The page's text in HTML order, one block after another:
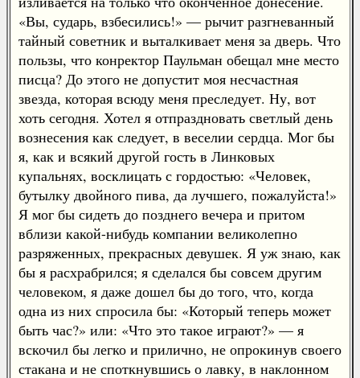
«Вы, сударь, взбесились!» — рычит разгневанный
тайный советник и выталкивает меня за дверь. Что
пользы, что конректор Паульман обещал мне место
писца? До этого не допустит моя несчастная
звезда, которая всюду меня преследует. Ну, вот
хоть сегодня. Хотел я отпраздновать светлый день
вознесения как следует, в веселии сердца. Мог бы
я, как и всякий другой гость в Линковых
купальнях, восклицать с гордостью: «Человек,
бутылку двойного пива, да лучшего, пожалуйста!»
Я мог бы сидеть до позднего вечера и притом
вблизи какой-нибудь компании великолепно
разряженных, прекрасных девушек. Я уж знаю, как
бы я расхрабрился; я сделался бы совсем другим
человеком, я даже дошел бы до того, что, когда
одна из них спросила бы: «Который теперь может
быть час?» или: «Что это такое играют?» — я
вскочил бы легко и прилично, не опрокинув своего
стакана и не споткнувшись о лавку, в наклонном